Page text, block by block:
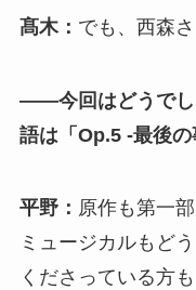
髙木： でも、西森
――今回はどうでし
語は「Op.5 -最後の
平野： 原作も第一
ミュージカルもど
くださっている方